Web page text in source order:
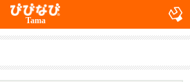
Tama